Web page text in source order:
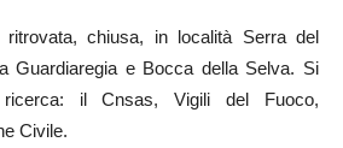
chiusa, in località Serra del
Guardiaregia e Bocca della Selva. Si
il Cnsas, Vigili del Fuoco,
Civile.